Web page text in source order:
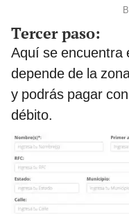
Tercer paso:
Aquí se encuentra
depende de la
y podrás pagar
débito.